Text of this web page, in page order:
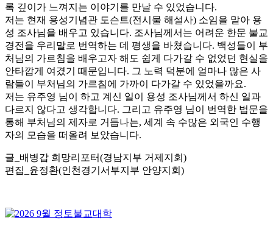
록 깊이가 느껴지는 이야기를 만날 수 있었습니다.
저는 현재 용성기념관 도슨트(전시물 해설사) 소임을 맡아 용
성 조사님을 배우고 있습니다. 조사님께서는 어려운 한문 불교
경전을 우리말로 번역하는 데 평생을 바쳤습니다. 백성들이 부
처님의 가르침을 배우고자 해도 쉽게 다가갈 수 없었던 현실을
안타깝게 여겼기 때문입니다. 그 노력 덕분에 얼마나 많은 사
람들이 부처님의 가르침에 가까이 다가갈 수 있었을까요.
저는 유주영 님이 하고 계신 일이 용성 조사님께서 하신 일과
다르지 않다고 생각합니다. 그리고 유주영 님이 번역한 법문을
통해 부처님의 제자로 거듭나는, 세계 속 수많은 외국인 수행
자의 모습을 떠올려 보았습니다.
글_배병갑 희망리포터(경남지부 거제지회)
편집_윤정환(인천경기서부지부 안양지회)